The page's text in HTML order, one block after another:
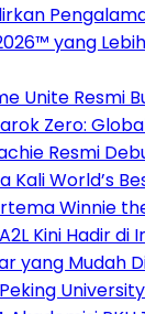
yang
Unite Resmi
Zero:
Resmi
Kali World’s
Winnie
Kini Hadir di
yang Mudah